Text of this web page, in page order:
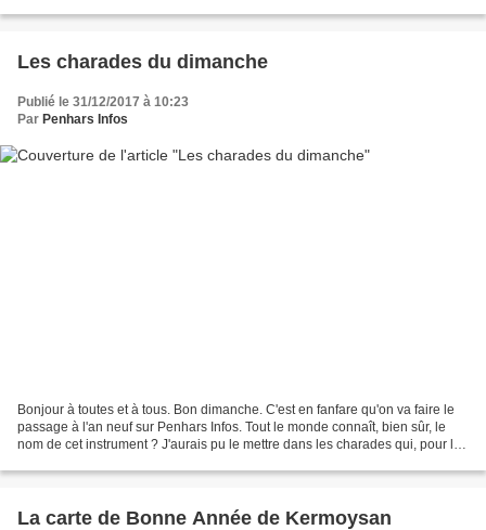
Les charades du dimanche
Publié le 31/12/2017 à 10:23
Par Penhars Infos
Bonjour à toutes et à tous. Bon dimanche. C'est en fanfare qu'on va faire le
passage à l'an neuf sur Penhars Infos. Tout le monde connaît, bien sûr, le
nom de cet instrument ? J'aurais pu le mettre dans les charades qui, pour la
La carte de Bonne Année de Kermoysan